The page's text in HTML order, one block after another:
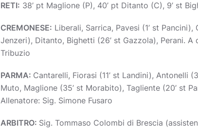
RETI: 38’ pt Maglione (P), 40’ pt Ditanto (C), 9’ st
CREMONESE: Liberali, Sarrica, Pavesi (1’ st
Jenzeri), Ditanto, Bighetti (26’ st Gazzola), Perani.
Tribuzio
PARMA: Cantarelli, Fiorasi (11’ st Landini), Antonelli
Muto, Maglione (35’ st Morabito), Tagliente (20’ st
Allenatore: Sig. Simone Fusaro
ARBITRO: Sig. Tommaso Colombi di Brescia